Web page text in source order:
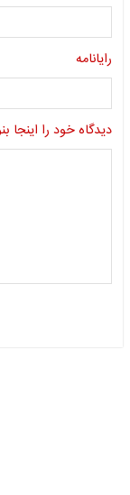
رایانامه
دیدگاه خود را اینجا